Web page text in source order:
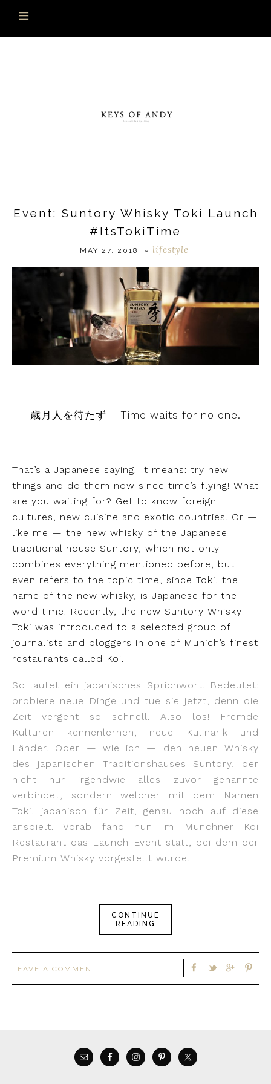
Event: Suntory Whisky Toki Launch
#ItsTokiTime
MAY 27, 2018 ~ lifestyle
歳月人を待たず – Time waits for no one.
That’s a Japanese saying. It means: try new
things and do them now since time’s flying! What
are you waiting for? Get to know foreign
cultures, new cuisine and exotic countries. Or —
like me — the new whisky of the Japanese
traditional house Suntory, which not only
combines everything mentioned before, but
even refers to the topic time, since Toki, the
name of the new whisky, is Japanese for the
word time. Recently, the new Suntory Whisky
Toki was introduced to a selected group of
journalists and bloggers in one of Munich’s finest
restaurants called Koi.
So lautet ein japanisches Sprichwort. Bedeutet:
probiere neue Dinge und tue sie jetzt, denn die
Zeit vergeht so schnell. Also los! Fremde
Kulturen kennenlernen, neue Kulinarik und
Länder. Oder — wie ich — den neuen Whisky
des japanischen Traditionshauses Suntory, der
nicht nur irgendwie alles zuvor genannte
verbindet, sondern welcher mit dem Namen
Toki, japanisch für Zeit, genau noch auf diese
anspielt. Vorab fand nun im Münchner Koi
Restaurant das Launch-Event statt, bei dem der
Premium Whisky vorgestellt wurde.
CONTINUE
READING
LEAVE A COMMENT